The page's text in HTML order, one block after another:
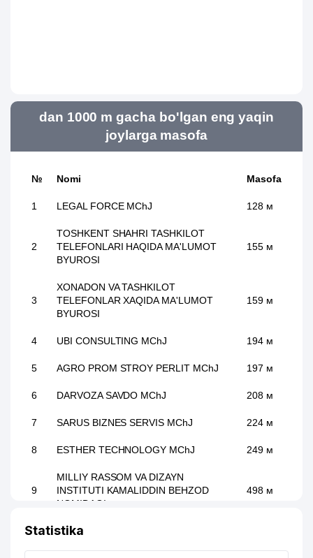
dan 1000 m gacha bo'lgan eng yaqin
joylarga masofa
№ Nomi Masofa
1 LEGAL FORCE MChJ 128 м
2
TOSHKENT SHAHRI TASHKILOT
TELEFONLARI HAQIDA MA'LUMOT
BYUROSI
155 м
3
XONADON VA TASHKILOT
TELEFONLAR XAQIDA MA'LUMOT
BYUROSI
159 м
4 UBI CONSULTING MChJ 194 м
5 AGRO PROM STROY PERLIT MChJ 197 м
6 DARVOZA SAVDO MChJ 208 м
7 SARUS BIZNES SERVIS MChJ 224 м
8 ESTHER TECHNOLOGY MChJ 249 м
9
MILLIY RASSOM VA DIZAYN
INSTITUTI KAMALIDDIN BEHZOD
NOMIDAGI
498 м
10
IT PROFESSIONAL SOLUTIONS-ASIA
Statistika